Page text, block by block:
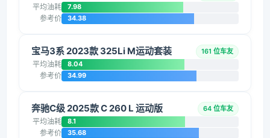
平均油耗 7.98
参考价 34.38
宝马3系 2023款 325Li M运动套装 161 位车友
平均油耗 8.04
参考价 34.99
奔驰C级 2025款 C 260 L 运动版 64 位车友
平均油耗 8.1
参考价 35.68